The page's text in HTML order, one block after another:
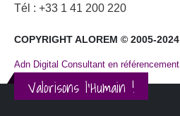
Tél : +33 1 41 200 220
COPYRIGHT ALOREM © 2005-2024
Adn Digital Consultant en référencement
Valorisons l'Humain !